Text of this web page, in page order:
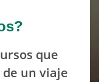
que
un viaje